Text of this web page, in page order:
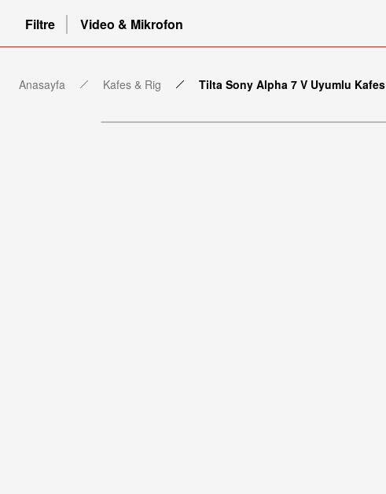
Filtre Video & Mikrofon
Anasayfa Kafes & Rig Tilta Sony Alpha 7 V Uyumlu Kafes